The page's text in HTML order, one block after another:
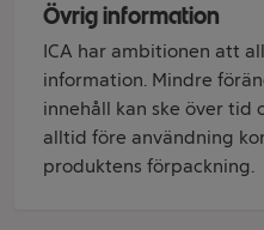
Övrig information
ICA har ambitionen att
information. Mindre
innehåll kan ske över tid
alltid före användning
produktens förpackning.